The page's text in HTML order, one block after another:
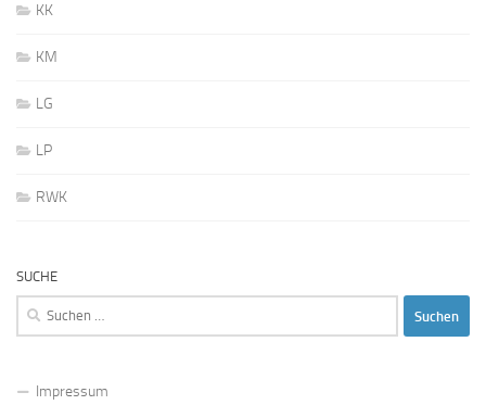
KK
KM
LG
LP
RWK
SUCHE
Suchen
nach:
Impressum